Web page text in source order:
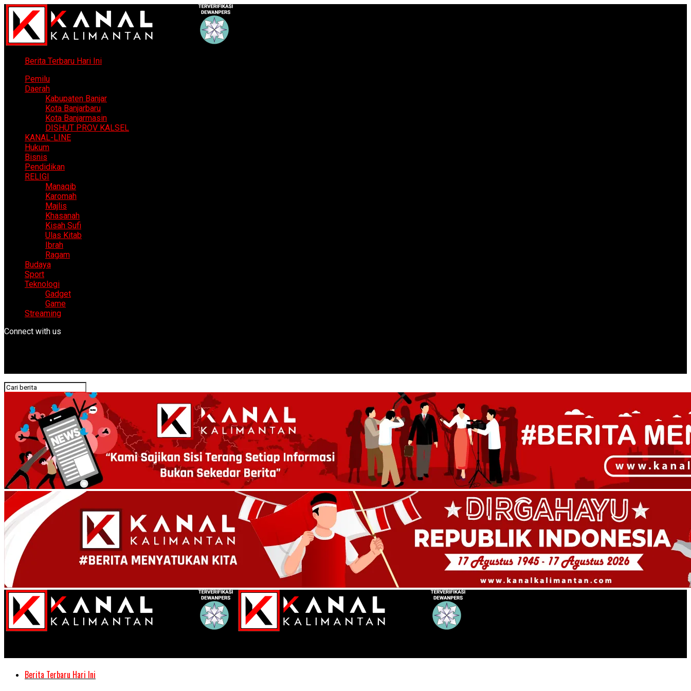
Berita Terbaru Hari Ini
Pemilu
Daerah
Kabupaten Banjar
Kota Banjarbaru
Kota Banjarmasin
DISHUT PROV KALSEL
KANAL-LINE
Hukum
Bisnis
Pendidikan
RELIGI
Manaqib
Karomah
Majlis
Khasanah
Kisah Sufi
Ulas Kitab
Ibrah
Ragam
Budaya
Sport
Teknologi
Gadget
Game
Streaming
Connect with us
Berita Terbaru Hari Ini